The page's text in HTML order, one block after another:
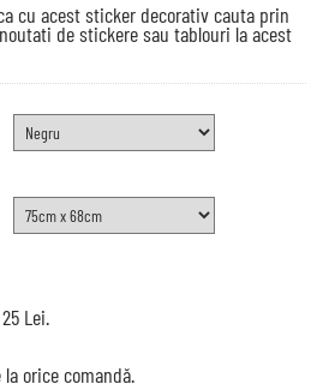
cu acest sticker decorativ cauta prin
de stickere sau tablouri la acest
Lei.
orice comandă.